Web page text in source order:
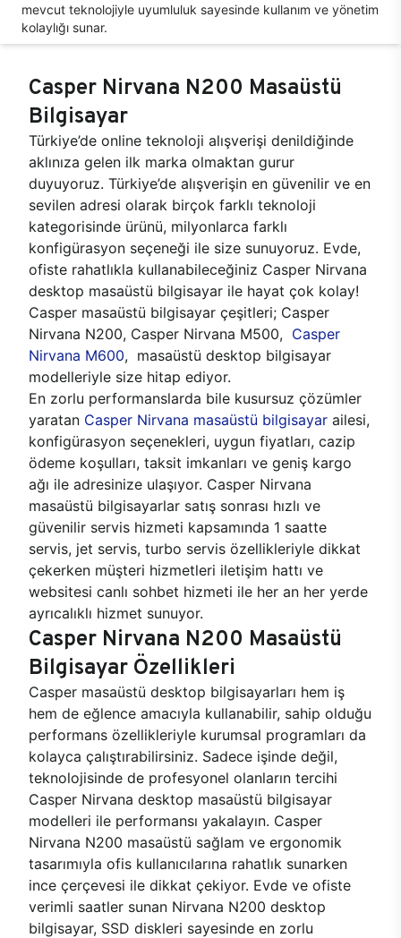
mevcut teknolojiyle uyumluluk sayesinde kullanım ve yönetim
kolaylığı sunar.
Casper Nirvana N200 Masaüstü
Bilgisayar
Türkiye’de online teknoloji alışverişi denildiğinde
aklınıza gelen ilk marka olmaktan gurur
duyuyoruz. Türkiye’de alışverişin en güvenilir ve en
sevilen adresi olarak birçok farklı teknoloji
kategorisinde ürünü, milyonlarca farklı
konfigürasyon seçeneği ile size sunuyoruz. Evde,
ofiste rahatlıkla kullanabileceğiniz Casper Nirvana
desktop masaüstü bilgisayar ile hayat çok kolay!
Casper masaüstü bilgisayar çeşitleri; Casper
Nirvana N200, Casper Nirvana M500, Casper
Nirvana M600, masaüstü desktop bilgisayar
modelleriyle size hitap ediyor.
En zorlu performanslarda bile kusursuz çözümler
yaratan Casper Nirvana masaüstü bilgisayar ailesi,
konfigürasyon seçenekleri, uygun fiyatları, cazip
ödeme koşulları, taksit imkanları ve geniş kargo
ağı ile adresinize ulaşıyor. Casper Nirvana
masaüstü bilgisayarlar satış sonrası hızlı ve
güvenilir servis hizmeti kapsamında 1 saatte
servis, jet servis, turbo servis özellikleriyle dikkat
çekerken müşteri hizmetleri iletişim hattı ve
websitesi canlı sohbet hizmeti ile her an her yerde
ayrıcalıklı hizmet sunuyor.
Casper Nirvana N200 Masaüstü
Bilgisayar Özellikleri
Casper masaüstü desktop bilgisayarları hem iş
hem de eğlence amacıyla kullanabilir, sahip olduğu
performans özellikleriyle kurumsal programları da
kolayca çalıştırabilirsiniz. Sadece işinde değil,
teknolojisinde de profesyonel olanların tercihi
Casper Nirvana desktop masaüstü bilgisayar
modelleri ile performansı yakalayın. Casper
Nirvana N200 masaüstü sağlam ve ergonomik
tasarımıyla ofis kullanıcılarına rahatlık sunarken
ince çerçevesi ile dikkat çekiyor. Evde ve ofiste
verimli saatler sunan Nirvana N200 desktop
bilgisayar, SSD diskleri sayesinde en zorlu